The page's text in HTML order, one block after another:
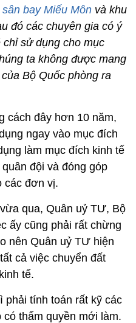
sân bay Miếu Môn và khu
đó các chuyên gia có ý
sử dụng cho mục
ta không được mang
Bộ Quốc phòng ra
cách đây hơn 10 năm,
ngay vào mục đích
làm mục đích kinh tế
đội và đóng góp
các đơn vị.
qua, Quân uỷ TƯ, Bộ
ấy cũng phải rất chừng
nên Quân uỷ TƯ hiện
cả việc chuyển đất
tế.
phải tính toán rất kỹ các
thẩm quyền mới làm.